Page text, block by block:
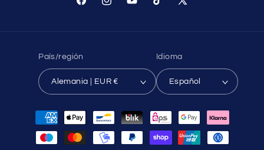
FacebookInstagramYouTubeTikTok X
País/región
Alemania | EUR €
Idioma
Español
Formas
pago